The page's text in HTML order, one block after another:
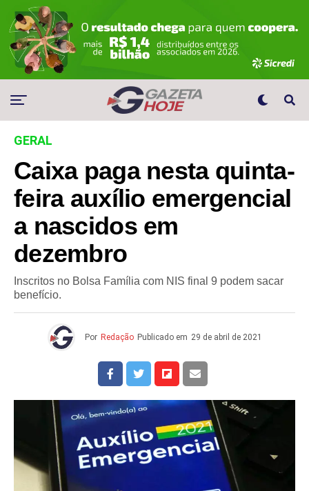
GERAL
Caixa paga nesta quinta-
feira auxílio emergencial
a nascidos em
dezembro
Inscritos no Bolsa Família com NIS final 9 podem sacar
benefício.
Por Redação Publicado em 29 de abril de 2021